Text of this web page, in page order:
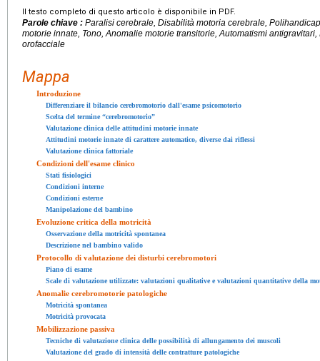
Il testo completo di questo articolo è disponibile in PDF.
Parole chiave : Paralisi cerebrale, Disabilità motoria cerebrale,
motorie innate, Tono, Anomalie motorie transitorie, Automatismi
orofacciale
Mappa
Introduzione
Differenziare il bilancio cerebromotorio dall'esame psicomotorio
Scelta del termine “cerebromotorio”
Valutazione clinica delle attitudini motorie innate
Attitudini motorie innate di carattere automatico, diverse dai riflessi
Valutazione clinica fattoriale
Condizioni dell'esame clinico
Stati fisiologici
Condizioni interne
Condizioni esterne
Manipolazione del bambino
Evoluzione critica della motricità
Osservazione della motricità spontanea
Descrizione nel bambino valido
Protocollo di valutazione dei disturbi cerebromotori
Piano di esame
Scale di valutazione utilizzate: valutazioni qualitative e valutazioni quantitative della
Anomalie cerebromotorie patologiche
Motricità spontanea
Motricità provocata
Mobilizzazione passiva
Tecniche di valutazione clinica delle possibilità di allungamento dei muscoli
Valutazione del grado di intensità delle contratture patologiche